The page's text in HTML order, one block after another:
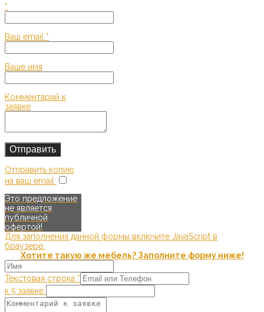
*
Ваш email *
Ваше имя
Комментарий к
заявке
Отправить копию
на ваш email
Это предложение
не является
публичной
офертой!
Для заполнения данной формы включите JavaScript в
браузере.
Хотите такую же мебель? Заполните форму ниже!
Текстовая строка *
к 5 заявке